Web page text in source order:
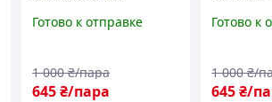
легкие Мокасини
М3240
Готово к отправке
645₴/пара
1 000 ₴/пара
легкие
Р3240
Готово к
645₴/
1 000 ₴/